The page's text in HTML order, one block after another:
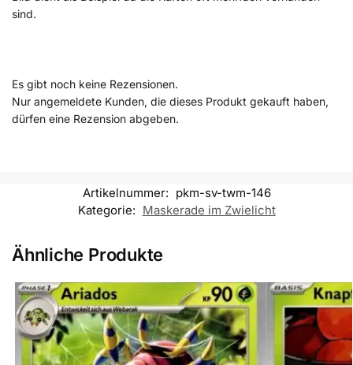
sind.
Es gibt noch keine Rezensionen.
Nur angemeldete Kunden, die dieses Produkt gekauft haben,
dürfen eine Rezension abgeben.
Artikelnummer: pkm-sv-twm-146
Kategorie: Maskerade im Zwielicht
Ähnliche Produkte